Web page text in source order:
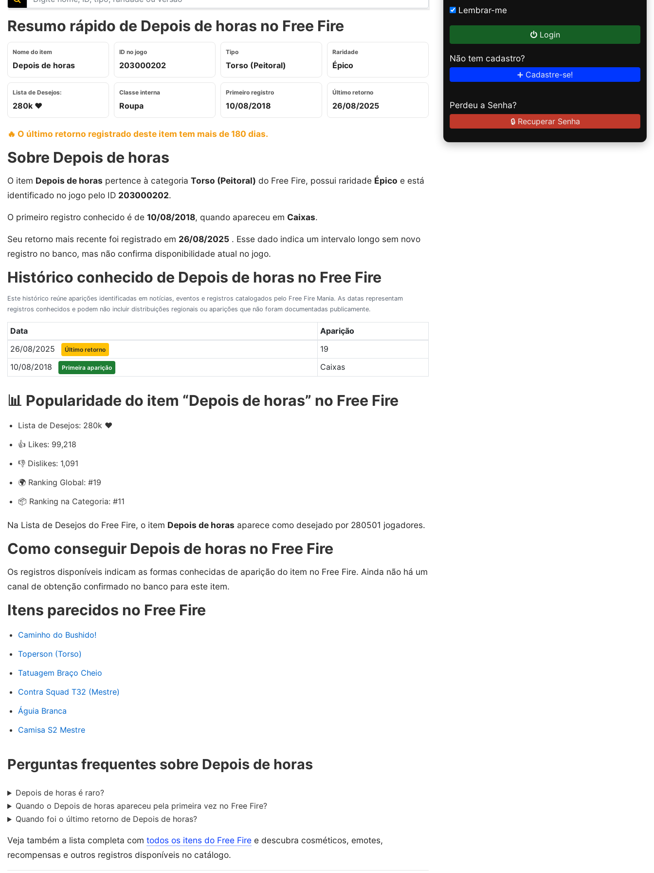
Resumo rápido de Depois de horas no Free Fire
Nome do item
Depois de horas
ID no jogo
203000202
Tipo
Torso (Peitoral)
Raridade
Épico
Lista de Desejos:
280k ❤️
Classe interna
Roupa
Primeiro registro
10/08/2018
Último retorno
26/08/2025
🔥 O último retorno registrado deste item tem mais de 180 dias.
Sobre Depois de horas
O item Depois de horas pertence à categoria Torso (Peitoral) do Free Fire, possui raridade Épico e está
identificado no jogo pelo ID 203000202.
O primeiro registro conhecido é de 10/08/2018, quando apareceu em Caixas.
Seu retorno mais recente foi registrado em 26/08/2025 . Esse dado indica um intervalo longo sem novo
registro no banco, mas não confirma disponibilidade atual no jogo.
Histórico conhecido de Depois de horas no Free Fire
Este histórico reúne aparições identificadas em notícias, eventos e registros catalogados pelo Free Fire Mania. As datas representam
registros conhecidos e podem não incluir distribuições regionais ou aparições que não foram documentadas publicamente.
Data
Aparição
26/08/2025
Último retorno
19
10/08/2018
Primeira aparição Caixas
📊 Popularidade do item “Depois de horas” no Free Fire
Lista de Desejos: 280k ❤️
👍 Likes: 99,218
👎 Dislikes: 1,091
🌍 Ranking Global: #19
📦 Ranking na Categoria: #11
Na Lista de Desejos do Free Fire, o item Depois de horas aparece como desejado por 280501 jogadores.
Como conseguir Depois de horas no Free Fire
Os registros disponíveis indicam as formas conhecidas de aparição do item no Free Fire. Ainda não há um
canal de obtenção confirmado no banco para este item.
Itens parecidos no Free Fire
Caminho do Bushido!
Toperson (Torso)
Tatuagem Braço Cheio
Contra Squad T32 (Mestre)
Águia Branca
Camisa S2 Mestre
Perguntas frequentes sobre Depois de horas
Depois de horas é raro?
Quando o Depois de horas apareceu pela primeira vez no Free Fire?
Quando foi o último retorno de Depois de horas?
Veja também a lista completa com todos os itens do Free Fire e descubra cosméticos, emotes,
recompensas e outros registros disponíveis no catálogo.
Lembrar-me
Login
Não tem cadastro?
➕ Cadastre-se!
Perdeu a Senha?
🔒 Recuperar Senha